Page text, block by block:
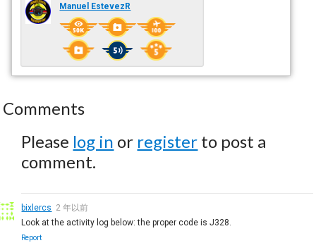
Manuel EstevezR
Comments
Please log in or register to post a
comment.
bixlercs 2 年以前
Look at the activity log below: the proper code is J328.
Report